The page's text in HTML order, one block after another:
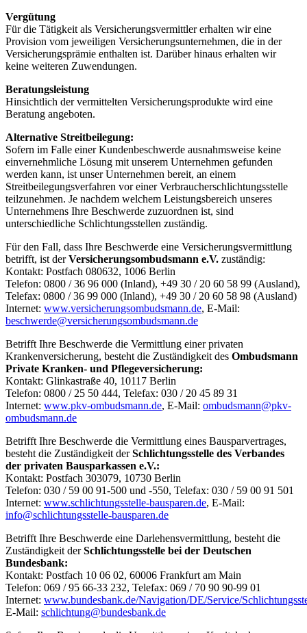
Vergütung
Für die Tätigkeit als Versicherungsvermittler erhalten wir eine
Provision vom jeweiligen Versicherungsunternehmen, die in der
Versicherungsprämie enthalten ist. Darüber hinaus erhalten wir
keine weiteren Zuwendungen.
Beratungsleistung
Hinsichtlich der vermittelten Versicherungsprodukte wird eine
Beratung angeboten.
Alternative Streitbeilegung:
Sofern im Falle einer Kundenbeschwerde ausnahmsweise keine
einvernehmliche Lösung mit unserem Unternehmen gefunden
werden kann, ist unser Unternehmen bereit, an einem
Streitbeilegungsverfahren vor einer Verbraucherschlichtungsstelle
teilzunehmen. Je nachdem welchem Leistungsbereich unseres
Unternehmens Ihre Beschwerde zuzuordnen ist, sind
unterschiedliche Schlichtungsstellen zuständig.
Für den Fall, dass Ihre Beschwerde eine Versicherungsvermittlung
betrifft, ist derVersicherungsombudsmann e.V. zuständig:
Kontakt: Postfach 080632, 1006 Berlin
Telefon: 0800 / 36 96 000 (Inland), +49 30 / 20 60 58 99 (Ausland),
Telefax: 0800 / 36 99 000 (Inland), +49 30 / 20 60 58 98 (Ausland)
Internet: www.versicherungsombudsmann.de, E-Mail:
beschwerde@versicherungsombudsmann.de
Betrifft Ihre Beschwerde die Vermittlung einer privaten
Krankenversicherung, besteht die Zuständigkeit des Ombudsmann
Private Kranken- und Pflegeversicherung:
Kontakt: Glinkastraße 40, 10117 Berlin
Telefon: 0800 / 25 50 444, Telefax: 030 / 20 45 89 31
Internet: www.pkv-ombudsmann.de, E-Mail: ombudsmann@pkv-
ombudsmann.de
Betrifft Ihre Beschwerde die Vermittlung eines Bausparvertrages,
besteht die Zuständigkeit derSchlichtungsstelle des Verbandes
der privaten Bausparkassen e.V.:
Kontakt: Postfach 303079, 10730 Berlin
Telefon: 030 / 59 00 91-500 und -550, Telefax: 030 / 59 00 91 501
Internet: www.schlichtungsstelle-bausparen.de, E-Mail:
info@schlichtungsstelle-bausparen.de
Betrifft Ihre Beschwerde eine Darlehensvermittlung, besteht die
Zuständigkeit derSchlichtungsstelle bei der Deutschen
Bundesbank:
Kontakt: Postfach 10 06 02, 60006 Frankfurt am Main
Telefon: 069 / 95 66-33 232, Telefax: 069 / 70 90 90-99 01
Internet: www.bundesbank.de/Navigation/DE/Service/
E-Mail: schlichtung@bundesbank.de